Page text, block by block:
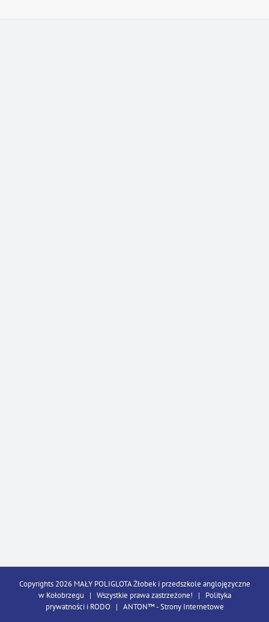
Copyrights 2026 MAŁY POLIGLOTA Żłobek i przedszkole anglojęzyczne
w Kołobrzegu | Wszystkie prawa zastrzeżone! | Polityka
prywatności i RODO| ANTON™ -Strony Internetowe